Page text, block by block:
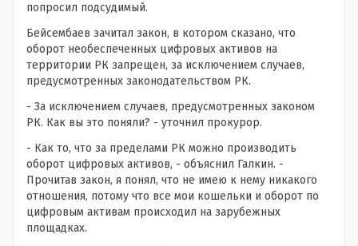
попросил подсудимый.
Бейсембаев зачитал закон, в котором сказано, что
оборот необеспеченных цифровых активов на
территории РК запрещен, за исключением случаев,
предусмотренных законодательством РК.
- За исключением случаев, предусмотренных законом
РК. Как вы это поняли? - уточнил прокурор.
- Как то, что за пределами РК можно производить
оборот цифровых активов, - объяснил Галкин. -
Прочитав закон, я понял, что не имею к нему никакого
отношения, потому что все мои кошельки и оборот по
цифровым активам происходил на зарубежных
площадках.